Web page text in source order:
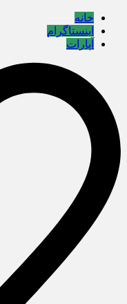
خانه
اینستاگرام
آپارات